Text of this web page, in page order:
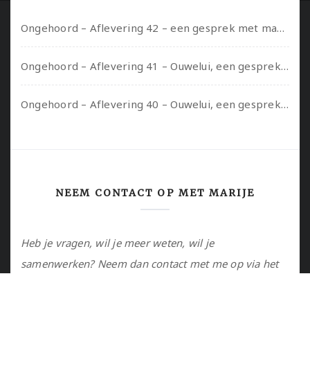
Ongehoord – Aflevering 42 – een gesprek met marijn over seksueel opbloeien, het ouderschap uitvinden en verschillende leeftijden in je mee dragen
Ongehoord – Aflevering 41 – Ouwelui, een gesprek met Marcelle over polyamorie op latere leeftijd, (mantel)zorg voor je partners en seksueel plezier.
Ongehoord – Aflevering 40 – Ouwelui, een gesprek met Sadie Lune over vormende relaties en de geschiedenis van de queer pornobeweging
NEEM CONTACT OP MET MARIJE
Heb je vragen, wil je meer weten, wil je
samenwerken? Neem dan contact met me op via het